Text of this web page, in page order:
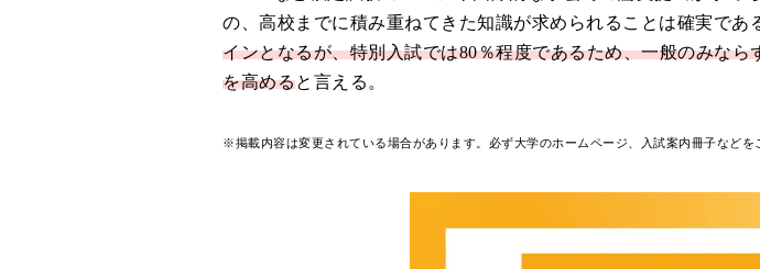
の、高校までに積み重ねてきた知識が求められることは確実であ
インとなるが、特別入試では80％程度であるため、一般のみな
を高めると言える。
※掲載内容は変更されている場合があります。必ず大学のホームページ、入試案内冊子などを